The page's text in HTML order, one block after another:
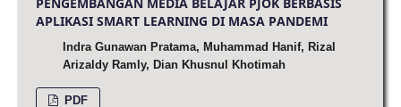
APLIKASI SMART LEARNING DI MASA PANDEMI
Indra Gunawan Pratama, Muhammad Hanif, Rizal
Arizaldy Ramly, Dian Khusnul Khotimah
PDF